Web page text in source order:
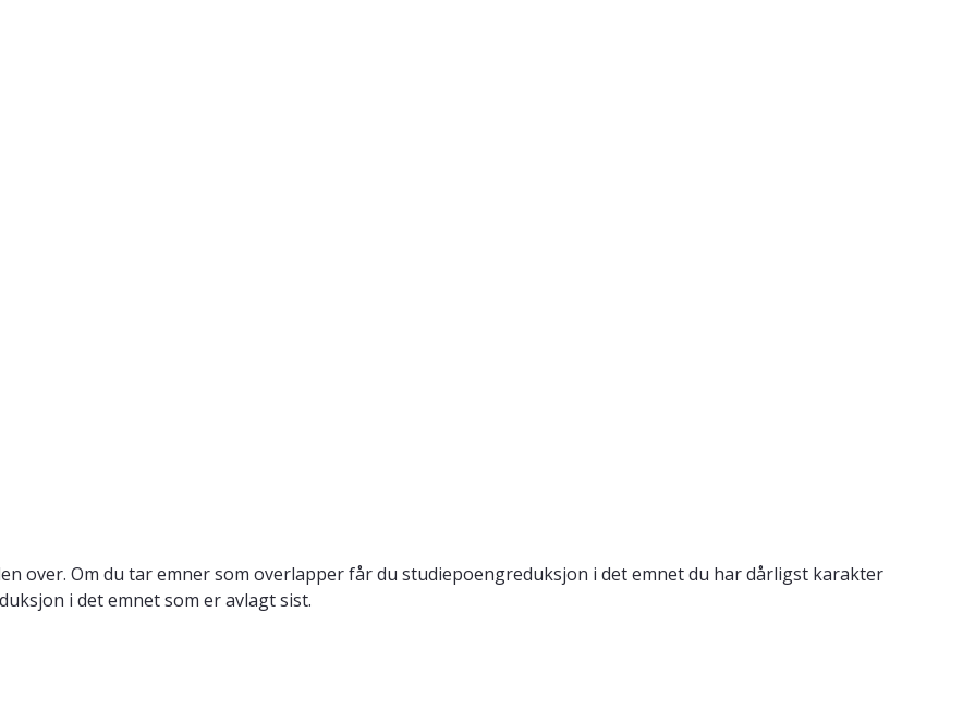
over. Om du tar emner som overlapper får du studiepoengreduksjon i det emnet du har dårligst karakter
i det emnet som er avlagt sist.